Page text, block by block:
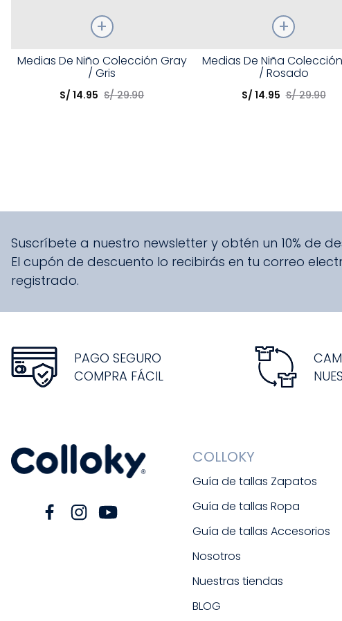
Talla
Elige una opción
Medias De Niño Colección Gray
/ Gris
S/ 14.95 S/ 29.90
Talla
Elige una opción
Medias De Niña
/ Rosado
S/ 14.95 S/ 29.90
Suscríbete a nuestro newsletter y obtén un 10% de
El cupón de descuento lo recibirás en tu correo
registrado.
PAGO SEGURO
COMPRA FÁCIL
COLLOKY
Guía de tallas Zapatos
Guía de tallas Ropa
Guía de tallas Accesorios
Nosotros
Nuestras tiendas
BLOG